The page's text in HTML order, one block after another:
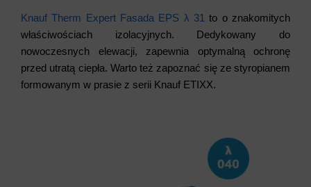
Knauf Therm Expert Fasada EPS λ 31 to o znakomitych
właściwościach izolacyjnych. Dedykowany do
nowoczesnych elewacji, zapewnia optymalną ochronę
przed utratą ciepła. Warto też zapoznać się ze styropianem
formowanym w prasie z serii Knauf ETIXX.